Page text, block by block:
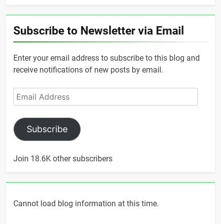
Subscribe to Newsletter via Email
Enter your email address to subscribe to this blog and
receive notifications of new posts by email.
Email
Address
Subscribe
Join 18.6K other subscribers
Cannot load blog information at this time.